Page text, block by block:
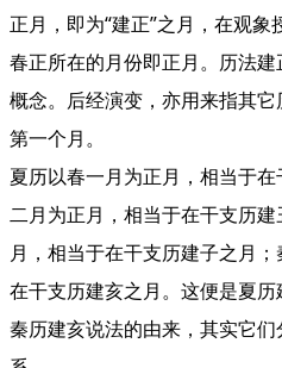
正月，即为“建正”之月，在观象
春正所在的月份即正月。历法
概念。后经演变，亦用来指其
第一个月。
夏历以春一月为正月，相当于
二月为正月，相当于在干支历
月，相当于在干支历建子之月
在干支历建亥之月。这便是夏历
秦历建亥说法的由来，其实它